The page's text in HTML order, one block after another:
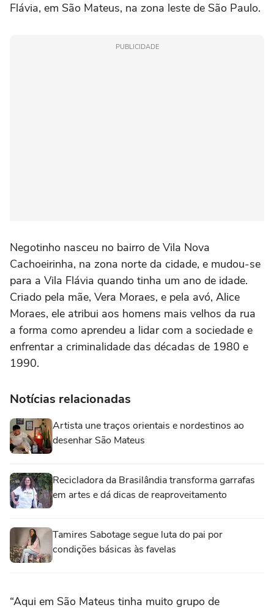
Flávia, em São Mateus, na zona leste de São Paulo.
PUBLICIDADE
Negotinho nasceu no bairro de Vila Nova
Cachoeirinha, na zona norte da cidade, e mudou-se
para a Vila Flávia quando tinha um ano de idade.
Criado pela mãe, Vera Moraes, e pela avó, Alice
Moraes, ele atribui aos homens mais velhos da rua
a forma como aprendeu a lidar com a sociedade e
enfrentar a criminalidade das décadas de 1980 e
1990.
Notícias relacionadas
Artista une traços orientais e nordestinos ao
desenhar São Mateus
Recicladora da Brasilândia transforma garrafas
em artes e dá dicas de reaproveitamento
Tamires Sabotage segue luta do pai por
condições básicas às favelas
“Aqui em São Mateus tinha muito grupo de